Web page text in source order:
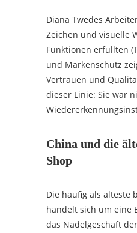
Diana Twedes
Zeichen und visuelle
Funktionen erfüllten
und Markenschutz
Vertrauen und
dieser Linie: Sie war
China und die
Shop
Die häufig als älteste
handelt sich um eine
das Nadelgeschäft